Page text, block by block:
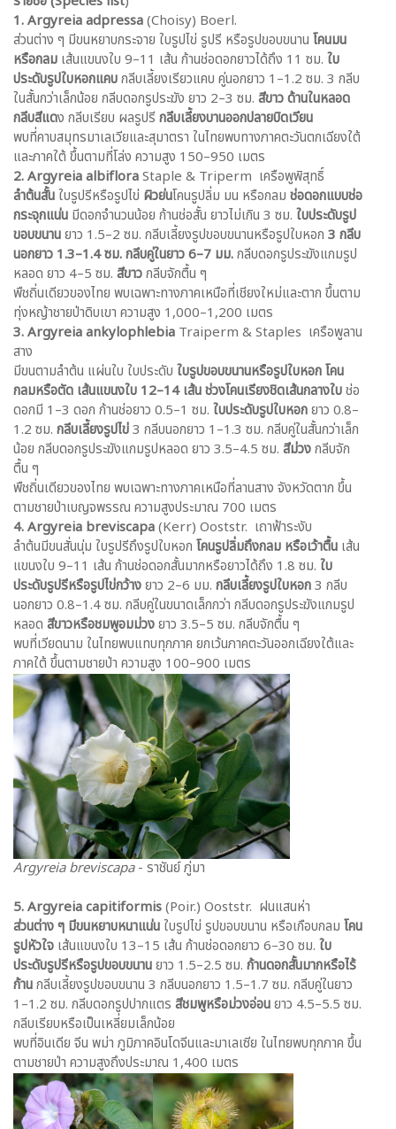
1. Argyreia adpressa(Choisy) Boerl.
ส่วนต่าง ๆ มีขนหยาบกระจาย ใบรูปไข่ รูปรี หรือรูปขอบขนาน โคนมน
หรือกลม เส้นแขนงใบ 9–11 เส้น ก้านช่อดอกยาวได้ถึง 11 ซม. ใบ
ประดับรูปใบหอกแคบกลีบเลี้ยงเรียวแคบ คู่นอกยาว 1–1.2 ซม. 3 กลีบ
ในสั้นกว่าเล็กน้อย กลีบดอกรูประฆัง ยาว 2–3 ซม. สีขาวด้านในหลอด
กลีบสีแดง กลีบเรียบ ผลรูปรี กลีบเลี้ยงบานออกปลายบิดเวียน
พบที่คาบสมุทรมาเลเวียและสุมาตรา ในไทยพบทางภาคตะวันตกเฉียงใต้
และภาคใต้ ขึ้นตามที่โล่ง ความสูง 150–950 เมตร
2.Argyreia albifloraStaple & Triperm เครือพูพิสุทธิ์
ลำต้นสั้นใบรูปรีหรือรูปไข่ ผิวย่นโคนรูปลิ่ม มน หรือกลม ช่อดอกแบบช่อ
กระจุกแน่น มีดอกจำนวนน้อย ก้านช่อสั้น ยาวไม่เกิน 3 ซม. ใบประดับรูป
ขอบขนานยาว 1.5–2 ซม. กลีบเลี้ยงรูปขอบขนานหรือรูปใบหอก 3 กลีบ
นอกยาว 1.3–1.4 ซม. กลีบคู่ในยาว 6–7 มม.กลีบดอกรูประฆังแกมรูป
หลอด ยาว 4–5 ซม. สีขาวกลีบจักตื้น ๆ
พืชถิ่นเดียวของไทย พบเฉพาะทางภาคเหนือที่เชียงใหม่และตาก ขึ้นตาม
ทุ่งหญ้าชายป่าดิบเขา ความสูง 1,000–1,200 เมตร
3. Argyreia ankylophlebia Traiperm & Staples เครือพูลาน
สาง
มีขนตามลำต้น แผ่นใบ ใบประดับ ใบรูปขอบขนานหรือรูปใบหอก โคน
กลมหรือตัด เส้นแขนงใบ 12–14 เส้น ช่วงโคนเรียงชิดเส้นกลางใบช่อ
ดอกมี 1–3 ดอก ก้านช่อยาว 0.5–1 ซม. ใบประดับรูปใบหอกยาว 0.8–
1.2 ซม. กลีบเลี้ยงรูปไข่3 กลีบนอกยาว 1–1.3 ซม. กลีบคู่ในสั้นกว่าเล็ก
น้อย กลีบดอกรูประฆังแกมรูปหลอด ยาว 3.5–4.5 ซม. สีม่วงกลีบจัก
ตื้น ๆ
พืชถิ่นเดียวของไทย พบเฉพาะทางภาคเหนือที่ลานสาง จังหวัดตาก ขึ้น
ตามชายป่าเบญจพรรณ ความสูงประมาณ 700 เมตร
4. Argyreia breviscapa(Kerr) Ooststr. เถาฟ้าระงับ
ลำต้นมีขนสั่นนุ่ม ใบรูปรีถึงรูปใบหอก โคนรูปลิ่มถึงกลม หรือเว้าตื้น เส้น
แขนงใบ 9–11 เส้น ก้านช่อดอกสั้นมากหรือยาวได้ถึง 1.8 ซม. ใบ
ประดับรูปรีหรือรูปไข่กว้างยาว 2–6 มม. กลีบเลี้ยงรูปใบหอก3 กลีบ
นอกยาว 0.8–1.4 ซม. กลีบคู่ในขนาดเล็กกว่า กลีบดอกรูประฆังแกมรูป
หลอด สีขาวหรือชมพูอมม่วงยาว 3.5–5 ซม. กลีบจักตื้น ๆ
พบที่เวียดนาม ในไทยพบแทบทุกภาค ยกเว้นภาคตะวันออกเฉียงใต้และ
ภาคใต้ ขึ้นตามชายป่า ความสูง 100–900 เมตร
Argyreia breviscapa- ราชันย์ ภู่มา
5.Argyreia capitiformis(Poir.) Ooststr. ฝนแสนห่า
ส่วนต่าง ๆ มีขนหยาบหนาแน่นใบรูปไข่ รูปขอบขนาน หรือเกือบกลม โคน
รูปหัวใจ เส้นแขนงใบ 13–15 เส้น ก้านช่อดอกยาว 6–30 ซม. ใบ
ประดับรูปรีหรือรูปขอบขนานยาว 1.5–2.5 ซม. ก้านดอกสั้นมากหรือไร้
ก้านกลีบเลี้ยงรูปขอบขนาน 3 กลีบนอกยาว 1.5–1.7 ซม. กลีบคู่ในยาว
1–1.2 ซม. กลีบดอกรูปปากแตร สีชมพูหรือม่วงอ่อนยาว 4.5–5.5 ซม.
กลีบเรียบหรือเป็นเหลี่ยมเล็กน้อย
พบที่อินเดีย จีน พม่า ภูมิภาคอินโดจีนและมาเลเซีย ในไทยพบทุกภาค ขึ้น
ตามชายป่า ความสูงถึงประมาณ 1,400 เมตร